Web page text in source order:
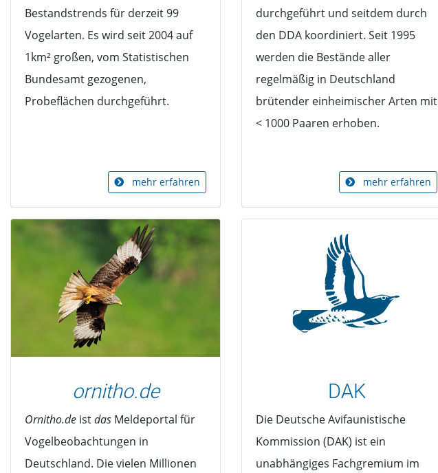
Bestandstrends für derzeit 99
Vogelarten. Es wird seit 2004 auf
1km² großen, vom Statistischen
Bundesamt gezogenen,
Probeflächen durchgeführt.
mehr erfahren
durchgeführt und seitdem durch
den DDA koordiniert. Seit 1995
werden die Bestände aller
regelmäßig in Deutschland
brütender einheimischer Arten mit
< 1000 Paaren erhoben.
mehr erfahren
ornitho.de
Ornitho.de istdas Meldeportal für
Vogelbeobachtungen in
Deutschland. Die vielen Millionen
DAK
Die Deutsche Avifaunistische
Kommission (DAK) ist ein
unabhängiges Fachgremium im